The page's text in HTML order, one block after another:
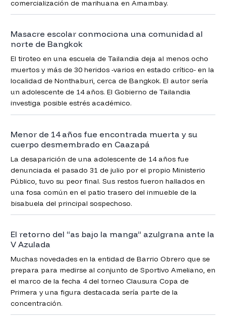
comercialización de marihuana en Amambay.
Masacre escolar conmociona una comunidad al
norte de Bangkok
El tiroteo en una escuela de Tailandia deja al menos ocho
muertos y más de 30 heridos -varios en estado crítico- en la
localidad de Nonthaburi, cerca de Bangkok. El autor sería
un adolescente de 14 años. El Gobierno de Tailandia
investiga posible estrés académico.
Menor de 14 años fue encontrada muerta y su
cuerpo desmembrado en Caazapá
La desaparición de una adolescente de 14 años fue
denunciada el pasado 31 de julio por el propio Ministerio
Público, tuvo su peor final. Sus restos fueron hallados en
una fosa común en el patio trasero del inmueble de la
bisabuela del principal sospechoso.
El retorno del “as bajo la manga” azulgrana ante la
V Azulada
Muchas novedades en la entidad de Barrio Obrero que se
prepara para medirse al conjunto de Sportivo Ameliano, en
el marco de la fecha 4 del torneo Clausura Copa de
Primera y una figura destacada sería parte de la
concentración.